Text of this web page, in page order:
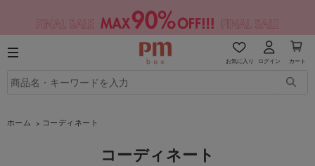
お気に入り ログイン カート
ホーム コーディネート
コーディネート